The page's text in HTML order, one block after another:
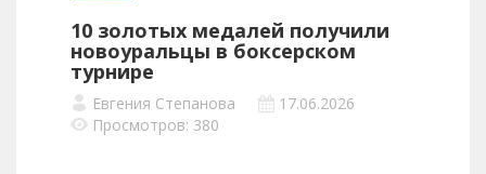
10 золотых медалей получили
новоуральцы в боксерском
турнире
Евгения Степанова
17.06.2026
Просмотров: 380